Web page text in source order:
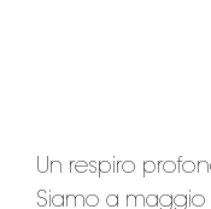
Un respiro
Siamo a maggio